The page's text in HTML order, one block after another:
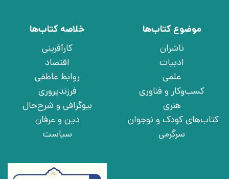
موضوع کتاب‌ها
ناشران
ادبیات
علمی
کسب‌وکار و فناوری
هنری
کتاب‌های کودک و نوجوان
سرگرمی
خلاصه کتاب‌ها
کارآفرینی
اقتصاد
روابط عاطفی
فرزندپروری
بیوگرافی و شرح‌حال
دین و عرفان
سیاست